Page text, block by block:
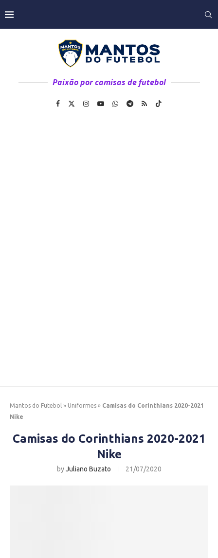
Paixão por camisas de futebol
Mantos do Futebol » Uniformes » Camisas do Corinthians 2020-2021
Nike
Camisas do Corinthians 2020-2021
Nike
byJuliano Buzato 21/07/2020